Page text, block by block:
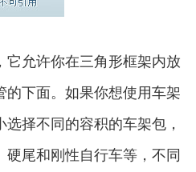
它允许你在三角形框架内放
下面。如果你想使用车架
择不同的容积的车架包，
尾和刚性自行车等，不同